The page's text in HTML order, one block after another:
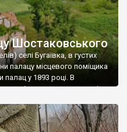
Шостаковського
селі Бугаївка, в густих
палацу місцевого поміщика
у 1893 році. В
містилася школа, потім
лікарню. Коли із
не […]